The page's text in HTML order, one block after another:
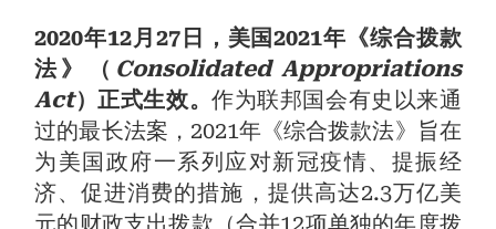
2020年12月27日，美国2021年《综合拨款
法》（ Consolidated Appropriations
Act）正式生效。作为联邦国会有史以来通
过的最长法案，2021年《综合拨款法》旨在
为美国政府一系列应对新冠疫情、提振经
济、促进消费的措施，提供高达2.3万亿美